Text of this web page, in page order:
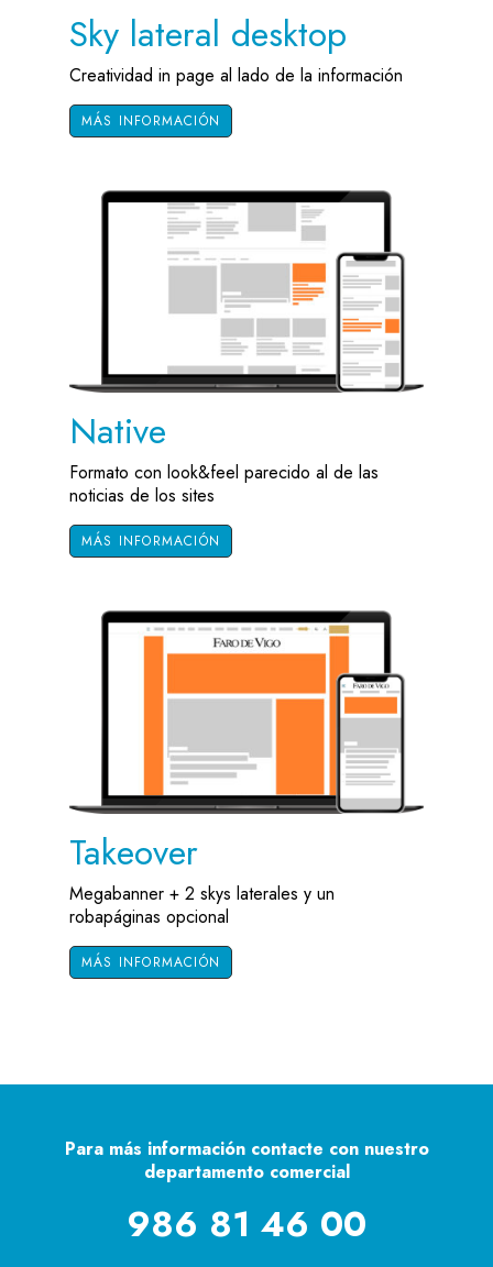
Sky lateral desktop
Creatividad in page al lado de la información
MÁS INFORMACIÓN
Native
Formato con look&feel parecido al de las
noticias de los sites
MÁS INFORMACIÓN
Takeover
Megabanner + 2 skys laterales y un
robapáginas opcional
MÁS INFORMACIÓN
Para más información contacte con nuestro
departamento comercial
986 81 46 00